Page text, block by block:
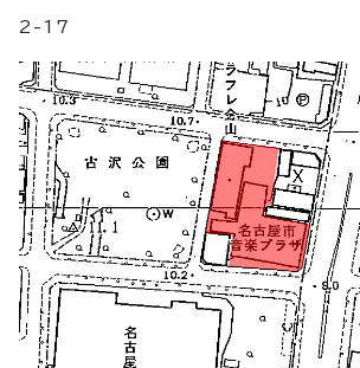
2-17